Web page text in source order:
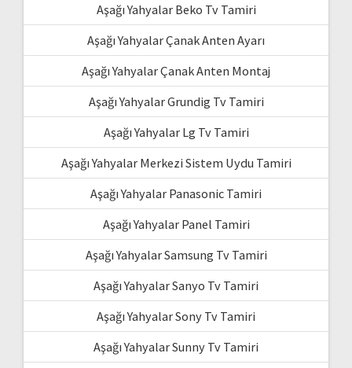
Aşağı Yahyalar Beko Tv Tamiri
Aşağı Yahyalar Çanak Anten Ayarı
Aşağı Yahyalar Çanak Anten Montaj
Aşağı Yahyalar Grundig Tv Tamiri
Aşağı Yahyalar Lg Tv Tamiri
Aşağı Yahyalar Merkezi Sistem Uydu Tamiri
Aşağı Yahyalar Panasonic Tamiri
Aşağı Yahyalar Panel Tamiri
Aşağı Yahyalar Samsung Tv Tamiri
Aşağı Yahyalar Sanyo Tv Tamiri
Aşağı Yahyalar Sony Tv Tamiri
Aşağı Yahyalar Sunny Tv Tamiri